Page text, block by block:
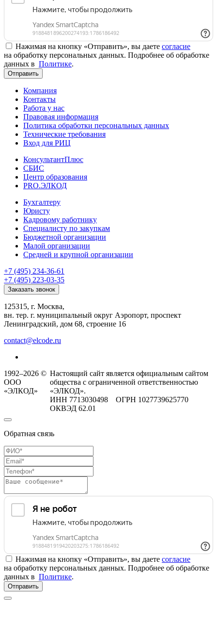
Нажимая на кнопку «Отправить», вы даете согласие
на обработку персональных данных. Подробнее об обработке
данных в Политике.
Отправить
Компания
Контакты
Работа у нас
Правовая информация
Политика обработки персональных данных
Технические требования
Вход для РИЦ
КонсультантПлюс
СБИС
Центр образования
PRO.ЭЛКОД
Бухгалтеру
Юристу
Кадровому работнику
Специалисту по закупкам
Бюджетной организации
Малой организации
Средней и крупной организации
+7 (495) 234-36-61
+7 (495) 223-03-35
Заказать звонок
125315, г. Москва,
вн. тер. г. муниципальный округ Аэропорт, проспект
Ленинградский, дом 68, строение 16
contact@elcode.ru
1992–2026 ©
ООО
«ЭЛКОД»
Настоящий сайт является официальным сайтом
общества с ограниченной ответственностью
«ЭЛКОД».
ИНН 7713030498 ОГРН 1027739625770
ОКВЭД 62.01
Обратная связь
Нажимая на кнопку «Отправить», вы даете согласие
на обработку персональных данных. Подробнее об обработке
данных в Политике.
Отправить